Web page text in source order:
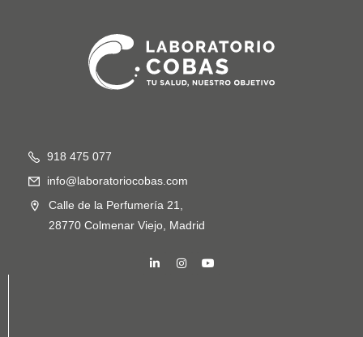
918 475 077
info@laboratoriocobas.com
Calle de la Perfumería 21,
28770 Colmenar Viejo, Madrid